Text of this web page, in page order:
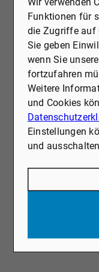
gemeinsam die
erfolgreiche
vertrauensvolle
legen wir die
Ihre Situation
abgestimmt
Vertrages ist
Nach
zeitnah,
notwendigen
über den
sind jederzeit für
Für uns steht
gutes Gefühl ist
Funktionen für
die Zugriffe auf
Sie geben
wenn Sie
fortzufahren
Weitere
und Cookies
Einstellungen
und